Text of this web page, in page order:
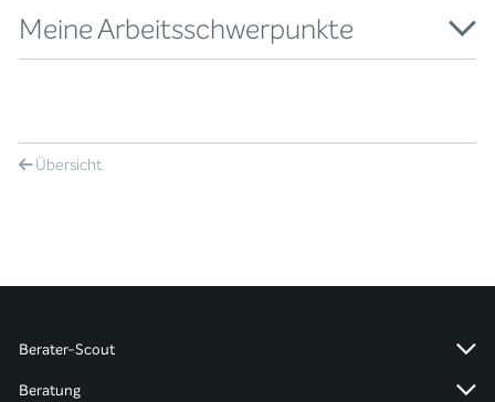
Meine Arbeitsschwerpunkte
Übersicht
Berater-Scout
Beratung